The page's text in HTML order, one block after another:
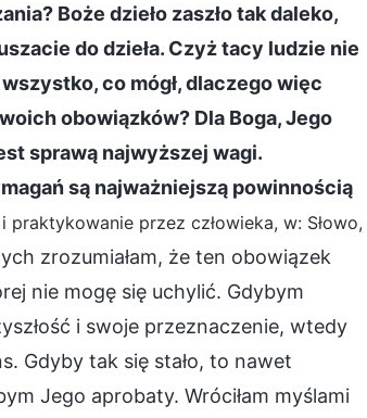
Boże dzieło zaszło tak daleko,
do dzieła. Czyż tacy ludzie nie
co mógł, dlaczego więc
obowiązków? Dla Boga, Jego
sprawą najwyższej wagi.
są najważniejszą powinnością
praktykowanie przez człowieka, w: Słowo,
zrozumiałam, że ten obowiązek
nie mogę się uchylić. Gdybym
i swoje przeznaczenie, wtedy
Gdyby tak się stało, to nawet
Jego aprobaty. Wróciłam myślami